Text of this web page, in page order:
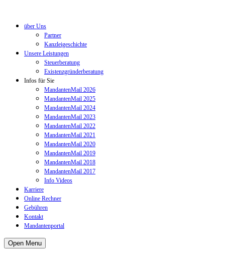
über Uns
Partner
Kanzleigeschichte
Unsere Leistungen
Steuerberatung
Existenzgründerberatung
Infos für Sie
MandantenMail 2026
MandantenMail 2025
MandantenMail 2024
MandantenMail 2023
MandantenMail 2022
MandantenMail 2021
MandantenMail 2020
MandantenMail 2019
MandantenMail 2018
MandantenMail 2017
Info Videos
Karriere
Online Rechner
Gebühren
Kontakt
Mandantenportal
Open Menu